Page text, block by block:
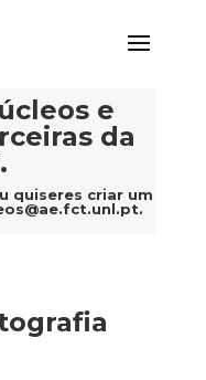
e
da
quiseres criar um
.